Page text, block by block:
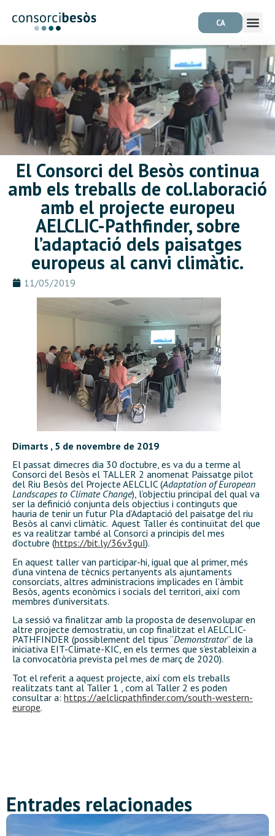
CA
El Consorci del Besòs continua
amb els treballs de col.laboració
amb el projecte europeu
AELCLIC-Pathfinder, sobre
l’adaptació dels paisatges
europeus al canvi climàtic.
11/05/2019
Dimarts , 5 de novembre de 2019
El passat dimecres dia 30 d’octubre, es va du a terme al
Consorci del Besòs el TALLER 2 anomenat Paissatge pilot
del Riu Besòs del Projecte AELCLIC (Adaptation of European
Landscapes to Climate Change), l’objectiu principal del qual va
ser la definició conjunta dels objectius i continguts que
hauria de tenir un futur Pla d’Adaptació del paisatge del riu
Besòs al canvi climàtic. Aquest Taller és continuïtat del que
es va realitzar també al Consorci a principis del mes
d’octubre (https://bit.ly/36v3guI).
En aquest taller van participar-hi, igual que al primer, més
d’una vintena de tècnics pertanyents als ajuntaments
consorciats, altres administracions implicades en l’àmbit
Besòs, agents econòmics i socials del territori, així com
membres d’universitats.
La sessió va finalitzar amb la proposta de desenvolupar en
altre projecte demostratiu, un cop finalitzat el AELCLIC-
PATHFINDER (possiblement del tipus “Demonstrator” de la
iniciativa EIT-Climate-KIC, en els termes que s’estableixin a
la convocatòria prevista pel mes de març de 2020).
Tot el referit a aquest projecte, així com els treballs
realitzats tant al Taller 1 , com al Taller 2 es poden
consultar a: https://aelclicpathfinder.com/south-western-
europe.
Entrades relacionades